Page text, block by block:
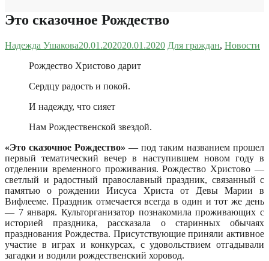
Это сказочное Рождество
Надежда Ушакова20.01.202020.01.2020 Для граждан, Новости
Рождество Христово дарит
Сердцу радость и покой.
И надежду, что сияет
Нам Рождественской звездой.
«Это сказочное Рождество» — под таким названием прошел
первый тематический вечер в наступившем новом году в
отделении временного проживания. Рождество Христово —
светлый и радостный православный праздник, связанный с
памятью о рождении Иисуса Христа от Девы Марии в
Вифлееме. Праздник отмечается всегда в один и тот же день
— 7 января. Культорганизатор познакомила проживающих с
историей праздника, рассказала о старинных обычаях
празднования Рождества. Присутствующие приняли активное
участие в играх и конкурсах, с удовольствием отгадывали
загадки и водили рождественский хоровод.